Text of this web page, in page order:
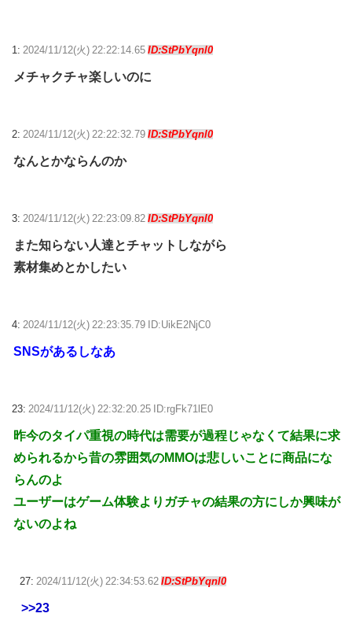
【競馬】G1・2勝 アスコリピチェーノが引退 繁殖入りへ
1: 2024/11/12(火) 22:22:14.65 ID:StPbYqnl0
メチャクチャ楽しいのに
2: 2024/11/12(火) 22:22:32.79 ID:StPbYqnl0
なんとかならんのか
3: 2024/11/12(火) 22:23:09.82 ID:StPbYqnl0
また知らない人達とチャットしながら
素材集めとかしたい
4: 2024/11/12(火) 22:23:35.79 ID:UikE2NjC0
SNSがあるしなあ
23: 2024/11/12(火) 22:32:20.25 ID:rgFk71lE0
昨今のタイパ重視の時代は需要が過程じゃなくて結果に求
められるから昔の雰囲気のMMOは悲しいことに商品にな
らんのよ
ユーザーはゲーム体験よりガチャの結果の方にしか興味が
ないのよね
27: 2024/11/12(火) 22:34:53.62 ID:StPbYqnl0
>>23